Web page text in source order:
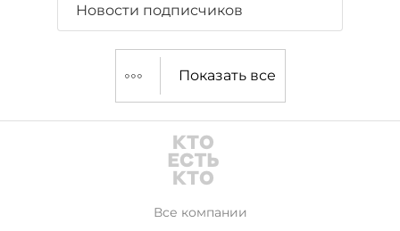
Новости подписчиков
Показать все
Все компании